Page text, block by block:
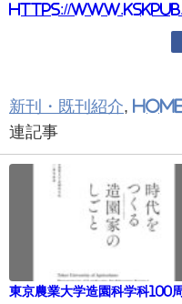
https://
新刊・既刊紹介,
連記事
東京農業大学造園科学科100